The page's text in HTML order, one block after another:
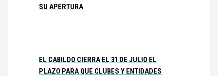
SU APERTURA
EL CABILDO CIERRA EL 31 DE JULIO EL
PLAZO PARA QUE CLUBES Y ENTIDADES